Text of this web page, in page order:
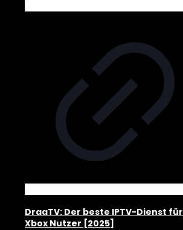
DraaTV: Der beste IPTV-Dienst für
Xbox Nutzer [2025]